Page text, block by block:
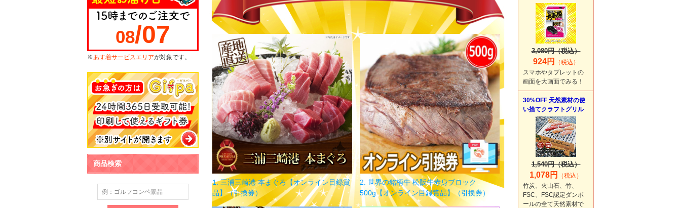
08/07
※あす着サービスエリアが対象です。
商品検索
1. 三浦三崎港 本まぐろ【オンライン目録賞
品】（引換券）
2. 世界の銘柄牛 松阪牛赤身ブロック
500g【オンライン目録賞品】（引換券）
3,080円（税込）
924円
（税込）
スマホやタブレットの
画面を大画面でみる！
30%OFF 天然素材の使
い捨てクラフトグリル
1,540円（税込）
1,078円
（税込）
竹炭、火山石、竹、
FSC、FSC認定ダンボ
ールの全て天然素材で